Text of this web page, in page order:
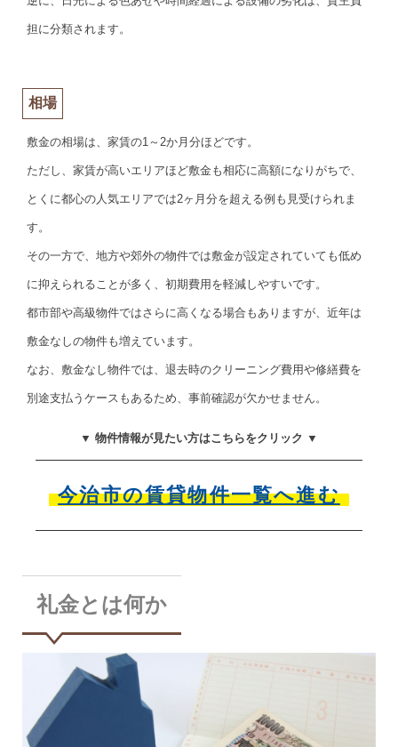
担に分類されます。
相場
敷金の相場は、家賃の1～2か月分ほどです。
ただし、家賃が高いエリアほど敷金も相応に高額になりがちで、
とくに都心の人気エリアでは2ヶ月分を超える例も見受けられま
す。
その一方で、地方や郊外の物件では敷金が設定されていても低め
に抑えられることが多く、初期費用を軽減しやすいです。
都市部や高級物件ではさらに高くなる場合もありますが、近年は
敷金なしの物件も増えています。
なお、敷金なし物件では、退去時のクリーニング費用や修繕費を
別途支払うケースもあるため、事前確認が欠かせません。
▼ 物件情報が見たい方はこちらをクリック ▼
今治市の賃貸物件一覧へ進む
礼金とは何か